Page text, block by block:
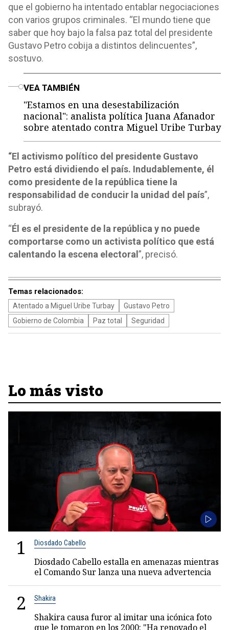
que el gobierno ha intentado entablar negociaciones
con varios grupos criminales. “El mundo tiene que
saber que hoy bajo la falsa paz total del presidente
Gustavo Petro cobija a distintos delincuentes”,
sostuvo.
VEA TAMBIÉN
"Estamos en una desestabilización
nacional": analista política Juana Afanador
sobre atentado contra Miguel Uribe Turbay
“El activismo político del presidente Gustavo
Petro está dividiendo el país. Indudablemente, él
como presidente de la república tiene la
responsabilidad de conducir la unidad del país”,
subrayó.
“Él es el presidente de la república y no puede
comportarse como un activista político que está
calentando la escena electoral ”, precisó.
Temas relacionados:
Atentado a Miguel Uribe Turbay
Gustavo Petro
Gobierno de Colombia
Paz total Seguridad
Lo más visto
1 Diosdado Cabello
Diosdado Cabello estalla en amenazas mientras
el Comando Sur lanza una nueva advertencia
2 Shakira
Shakira causa furor al imitar una icónica foto
que le tomaron en los 2000: "Ha renovado el